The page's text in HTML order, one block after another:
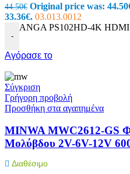
44.50€ Original price was:
33.36€. 03.013.0012
-
ANGA PS102HD-4K HDMI
Αγόρασε το
Σύγκριση
Γρήγορη προβολή
Προσθήκη στα αγαπημένα
MINWA MWC2612-GS
Μολύβδου 2V-6V-12V
Διαθέσιμο